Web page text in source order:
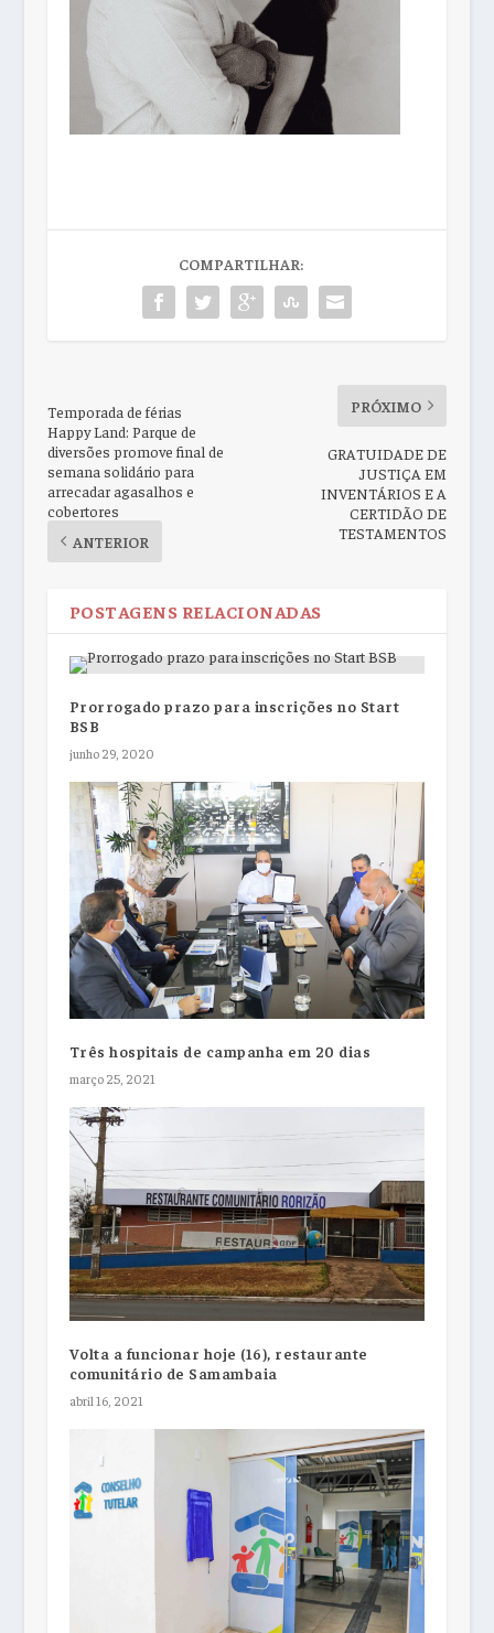
COMPARTILHAR:
Temporada de férias
Happy Land: Parque de
diversões promove final de
semana solidário para
arrecadar agasalhos e
cobertores
ANTERIOR
PRÓXIMO
GRATUIDADE DE
JUSTIÇA EM
INVENTÁRIOS E A
CERTIDÃO DE
TESTAMENTOS
POSTAGENS RELACIONADAS
Prorrogado prazo para inscrições no Start
BSB
junho 29, 2020
Três hospitais de campanha em 20 dias
março 25, 2021
Volta a funcionar hoje (16), restaurante
comunitário de Samambaia
abril 16, 2021